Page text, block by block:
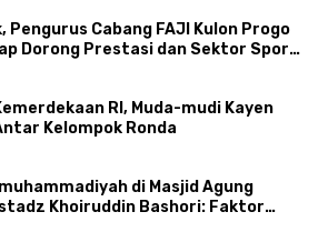
Pengurus Cabang FAJI Kulon Progo
Dorong Prestasi dan Sektor Sport
RI, Muda-mudi Kayen
Kelompok Ronda
di Masjid Agung
Khoiruddin Bashori: Faktor